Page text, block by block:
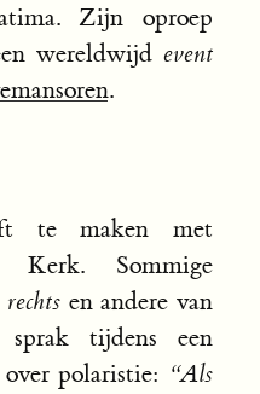
Zijn oproep
wereldwijd event
.
te maken met
Sommige
rechts en andere van
tijdens een
polaristie: “Als